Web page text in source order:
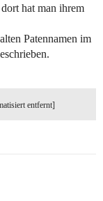
hat man ihrem
Patennamen im
entfernt]